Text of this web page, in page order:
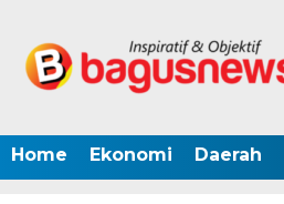
Home Ekonomi Daerah